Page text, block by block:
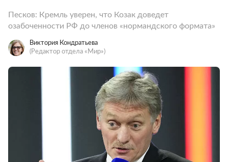
Песков: Кремль уверен, что Козак доведет
озабоченности РФ до членов «нормандского формата»
Виктория Кондратьева
(Редактор отдела «Мир»)